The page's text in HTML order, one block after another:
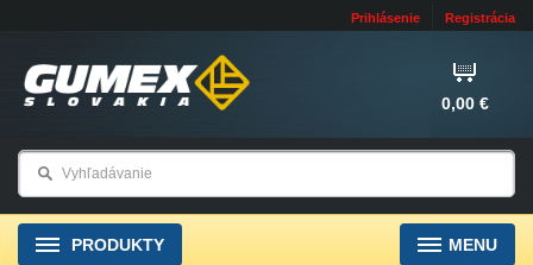
Prihlásenie Registrácia
0,00 €
PRODUKTY MENU